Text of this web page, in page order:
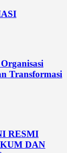
Transformasi
RESMI
DAN